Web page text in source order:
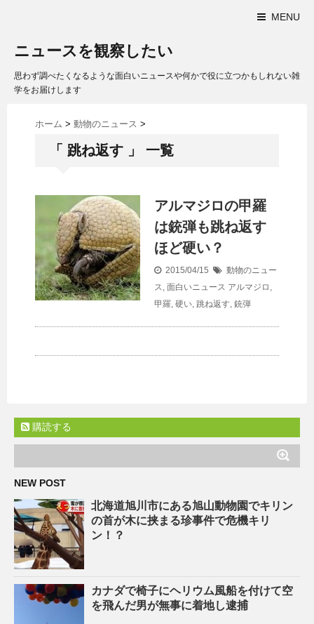
MENU
ニュースを観察したい
思わず調べたくなるような面白いニュースや何かで役に立つかもしれない雑
学をお届けします
ホーム > 動物のニュース >
「 跳ね返す 」 一覧
アルマジロの甲羅
は銃弾も跳ね返す
ほど硬い？
2015/04/15
動物のニュー
ス, 面白いニュース アルマジロ ,
甲羅, 硬い, 跳ね返す, 銃弾
購読する
NEW POST
北海道旭川市にある旭山動物園でキリン
の首が木に挟まる珍事件で危機キリ
ン！？
カナダで椅子にヘリウム風船を付けて空
を飛んだ男が無事に着地し逮捕